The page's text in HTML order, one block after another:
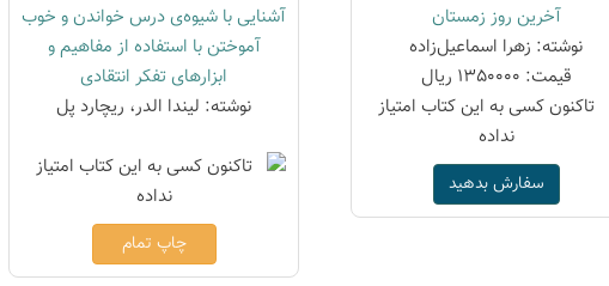
آخرین روز زمستان
نوشته: زهرا اسماعیل‌زاده
قیمت: 1350000 ریال
سفارش بدهید
آشنایی با شیوه‌ی درس خواندن و خوب
آموختن با استفاده از مفاهیم و
ابزارهای تفکر انتقادی
نوشته: لیندا الدر، ریچارد پل
چاپ تمام